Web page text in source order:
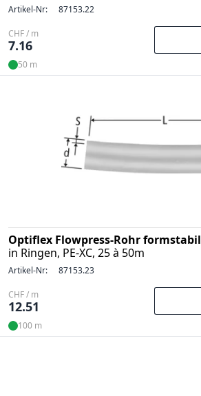
Artikel-Nr: 87153.22
CHF / m
7.16
50 m
Optiflex Flowpress-Rohr formstabil
in Ringen, PE-XC, 25 à 50m
Artikel-Nr: 87153.23
CHF / m
12.51
100 m